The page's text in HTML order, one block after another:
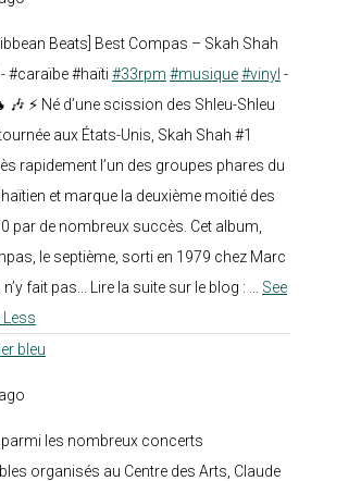
Beats] Best Compas – Skah Shah
#caraïbe #haïti #33rpm #musique#vinyl -
⚡ Né d’une scission des Shleu-Shleu
aux États-Unis, Skah Shah #1
rapidement l’un des groupes phares du
et marque la deuxième moitié des
par de nombreux succès. Cet album,
le septième, sorti en 1979 chez Marc
fait pas... Lire la suite sur le blog :
See
Less
bleu
parmi les nombreux concerts
organisés au Centre des Arts, Claude